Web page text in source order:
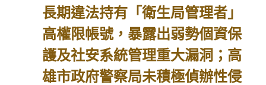
長期違法持有「衛生局管理者」
高權限帳號，暴露出弱勢個資保
護及社安系統管理重大漏洞；高
雄市政府警察局未積極偵辦性侵